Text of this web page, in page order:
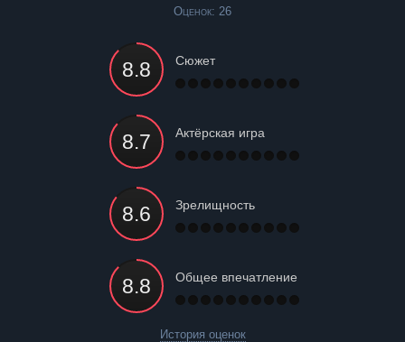
Оценок: 26
Сюжет
Актёрская игра
Зрелищность
Общее впечатление
История оценок